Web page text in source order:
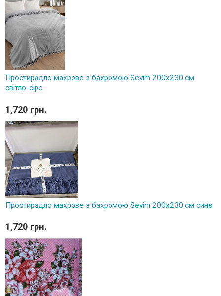
Простирадло махрове з бахромою Sevim 200x230 см
світло-сіре
1,720 грн.
Простирадло махрове з бахромою Sevim 200x230 см синє
1,720 грн.